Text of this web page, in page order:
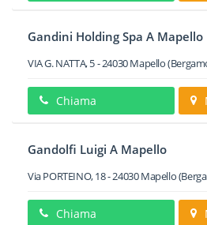
Gandini Holding Spa A Mapello
VIA G. NATTA, 5-24030Mapello
Chiama
Gandolfi Luigi A Mapello
Via PORTEINO, 18-24030Mapello
Chiama